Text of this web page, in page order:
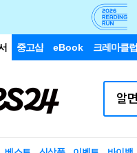
중고샵 eBook 크레마클럽